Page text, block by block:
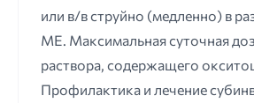
или в/в струйно (медленно) в
ME. Максимальная суточная
раствора, содержащего
Профилактика и лечение